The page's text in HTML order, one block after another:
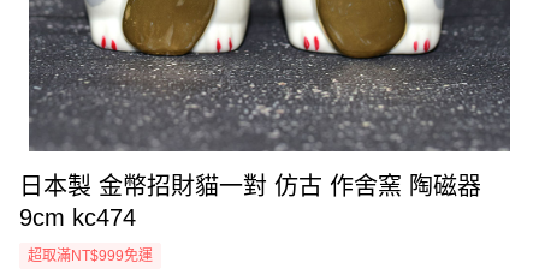
日本製 金幣招財貓一對 仿古 作舍窯 陶磁器
9cm kc474
超取滿NT$999免運